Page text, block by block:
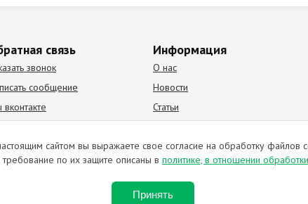
связь
звонок
сообщение
Информация
О нас
Новости
Статьи
материалов запрещено. Отправляя любую форму на сайте, вы
сайтом вы выражаете свое согласие на обработку файлов
по их защите описаны в политике, в отношении
Принять